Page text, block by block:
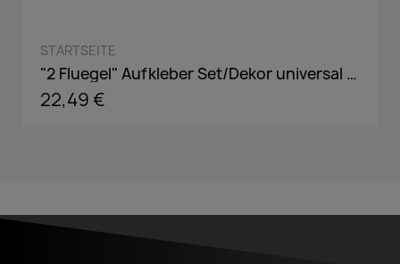
STARTSEITE
"2 Fluegel" Aufkleber Set/Dekor universal passend in Wunschfarbe
22,49 €